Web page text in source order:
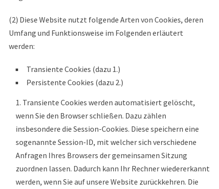
(2) Diese Website nutzt folgende Arten von Cookies, deren
Umfang und Funktionsweise im Folgenden erläutert
werden:
Transiente Cookies (dazu 1.)
Persistente Cookies (dazu 2.)
Transiente Cookies werden automatisiert gelöscht,
wenn Sie den Browser schließen. Dazu zählen
insbesondere die Session-Cookies. Diese speichern eine
sogenannte Session-ID, mit welcher sich verschiedene
Anfragen Ihres Browsers der gemeinsamen Sitzung
zuordnen lassen. Dadurch kann Ihr Rechner wiedererkannt
werden, wenn Sie auf unsere Website zurückkehren. Die